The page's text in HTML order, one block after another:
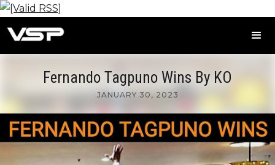
Fernando Tagpuno Wins By KO
JANUARY 30, 2023